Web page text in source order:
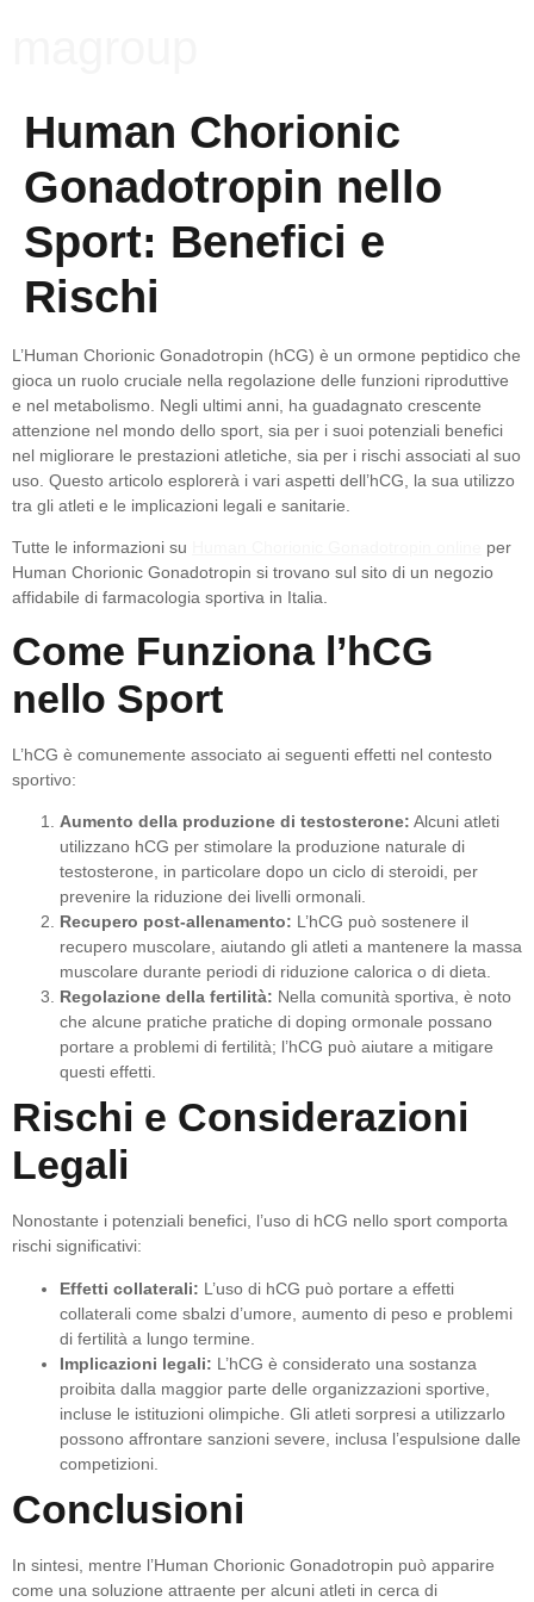
Human Chorionic
Gonadotropin nello
Sport: Benefici e
Rischi
L’Human Chorionic Gonadotropin (hCG) è un ormone peptidico che
gioca un ruolo cruciale nella regolazione delle funzioni riproduttive
e nel metabolismo. Negli ultimi anni, ha guadagnato crescente
attenzione nel mondo dello sport, sia per i suoi potenziali benefici
nel migliorare le prestazioni atletiche, sia per i rischi associati al suo
uso. Questo articolo esplorerà i vari aspetti dell’hCG, la sua utilizzo
tra gli atleti e le implicazioni legali e sanitarie.
Tutte le informazioni su
per
Human Chorionic Gonadotropin si trovano sul sito di un negozio
affidabile di farmacologia sportiva in Italia.
Come Funziona l’hCG
nello Sport
L’hCG è comunemente associato ai seguenti effetti nel contesto
sportivo:
Aumento della produzione di testosterone: Alcuni atleti
utilizzano hCG per stimolare la produzione naturale di
testosterone, in particolare dopo un ciclo di steroidi, per
prevenire la riduzione dei livelli ormonali.
Recupero post-allenamento: L’hCG può sostenere il
recupero muscolare, aiutando gli atleti a mantenere la massa
muscolare durante periodi di riduzione calorica o di dieta.
Regolazione della fertilità: Nella comunità sportiva, è noto
che alcune pratiche pratiche di doping ormonale possano
portare a problemi di fertilità; l’hCG può aiutare a mitigare
questi effetti.
Rischi e Considerazioni
Legali
Nonostante i potenziali benefici, l’uso di hCG nello sport comporta
rischi significativi:
Effetti collaterali: L’uso di hCG può portare a effetti
collaterali come sbalzi d’umore, aumento di peso e problemi
di fertilità a lungo termine.
Implicazioni legali: L’hCG è considerato una sostanza
proibita dalla maggior parte delle organizzazioni sportive,
incluse le istituzioni olimpiche. Gli atleti sorpresi a utilizzarlo
possono affrontare sanzioni severe, inclusa l’espulsione dalle
competizioni.
Conclusioni
In sintesi, mentre l’Human Chorionic Gonadotropin può apparire
come una soluzione attraente per alcuni atleti in cerca di